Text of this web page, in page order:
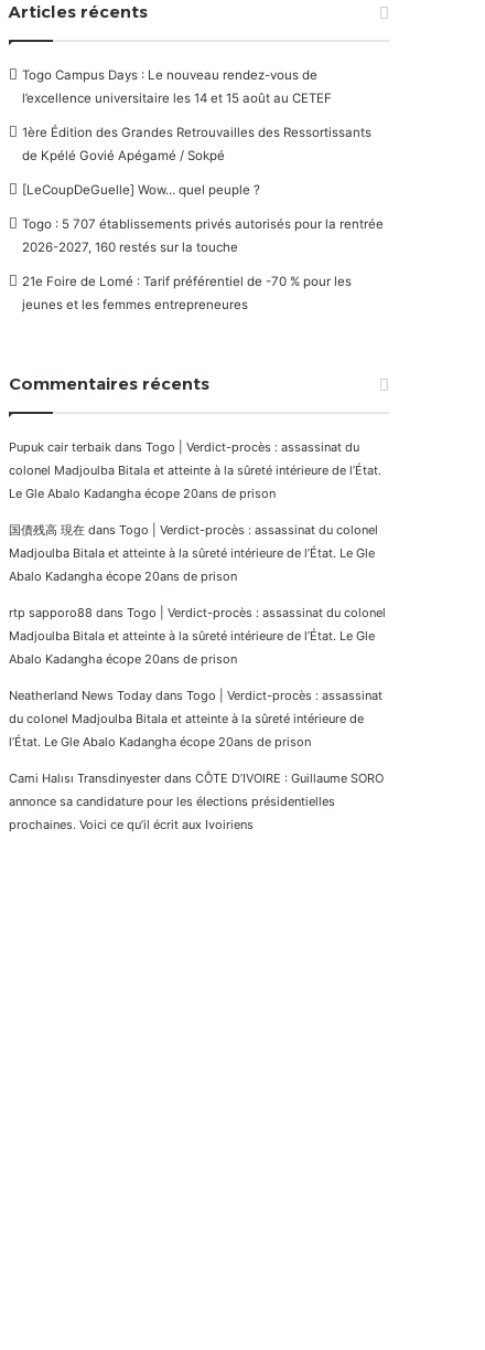
Articles récents
Togo Campus Days : Le nouveau rendez-vous de
l’excellence universitaire les 14 et 15 août au CETEF
1ère Édition des Grandes Retrouvailles des Ressortissants
de Kpélé Govié Apégamé / Sokpé
[LeCoupDeGuelle] Wow… quel peuple ?
Togo : 5 707 établissements privés autorisés pour la rentrée
2026-2027, 160 restés sur la touche
21e Foire de Lomé : Tarif préférentiel de -70 % pour les
jeunes et les femmes entrepreneures
Commentaires récents
Pupuk cair terbaik dans Togo | Verdict-procès : assassinat du
colonel Madjoulba Bitala et atteinte à la sûreté intérieure de l’État.
Le Gle Abalo Kadangha écope 20ans de prison
国債残高 現在 dans Togo | Verdict-procès : assassinat du colonel
Madjoulba Bitala et atteinte à la sûreté intérieure de l’État. Le Gle
Abalo Kadangha écope 20ans de prison
rtp sapporo88 dans Togo | Verdict-procès : assassinat du colonel
Madjoulba Bitala et atteinte à la sûreté intérieure de l’État. Le Gle
Abalo Kadangha écope 20ans de prison
Neatherland News Today dans Togo | Verdict-procès : assassinat
du colonel Madjoulba Bitala et atteinte à la sûreté intérieure de
l’État. Le Gle Abalo Kadangha écope 20ans de prison
Cami Halısı Transdinyester dans CÔTE D’IVOIRE : Guillaume SORO
annonce sa candidature pour les élections présidentielles
prochaines. Voici ce qu’il écrit aux Ivoiriens